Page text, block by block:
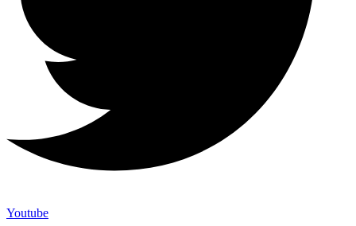
Youtube